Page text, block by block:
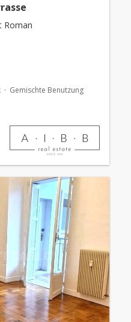
Roman
Gemischte Benutzung